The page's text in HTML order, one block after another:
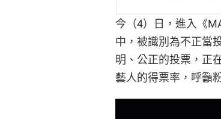
今（4）日，進入《
中，被識別為不正當
明、公正的投票，正
藝人的得票率，呼籲